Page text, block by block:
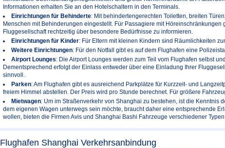
Informationen erhalten Sie an den Hotelschaltern in den Terminals.
Einrichtungen für Behinderte: Mit behindertengerechten Toiletten, breiten
Menschen mit Behinderungen eingestellt. Für Passagiere mit
Fluggesellschaft rechtzeitig über besondere Bedürfnisse zu informieren.
Einrichtungen für Kinder: Für Eltern mit kleinen Kindern sind Räumlichkeiten
Weitere Einrichtungen: Für den Notfall gibt es auf dem Flughafen eine
Airport Lounges: Die Airport Lounges werden zum Teil vom Flughafen selbst
Dementsprechend erfolgt der Einlass entweder über eine Einladung Ihrer
sinnvoll.
Parken: Am Flughafen gibt es ausreichend Parkplätze für Kurzzeit- und
freiem Himmel abstellen. Der Preis wird pro Stunde berechnet. Für größere
Mietwagen: Um im Straßenverkehr von Shanghai zu bestehen, ist die Kenntnis
dem eigenen Wagen unterwegs sein möchte, braucht daher eine entsprechende
wollen, bieten die Firmen Avis und Shanghai Bashi Fahrzeuge verschiedener
Flughafen Shanghai Verkehrsanbindung